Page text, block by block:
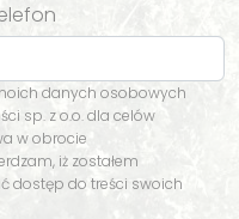
danych osobowych
sp. z o.o. dla celów
w obrocie
iż zostałem
dostęp do treści swoich